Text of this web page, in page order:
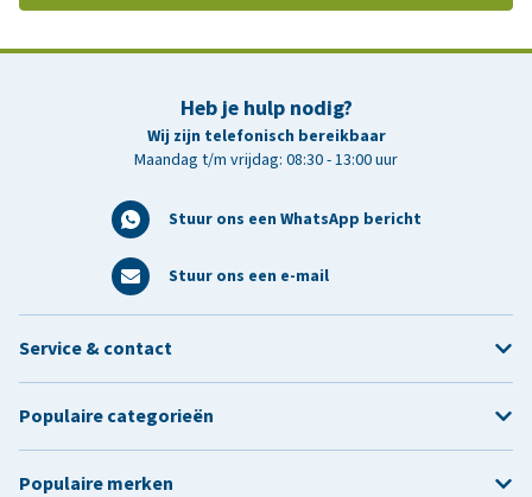
Heb je hulp nodig?
Wij zijn telefonisch bereikbaar
Maandag t/m vrijdag: 08:30 - 13:00 uur
Stuur ons een WhatsApp bericht
Stuur ons een e-mail
Service & contact
Populaire categorieën
Populaire merken